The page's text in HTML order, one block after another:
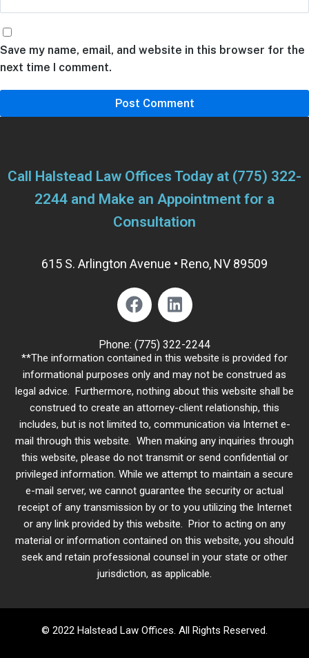
Save my name, email, and website in this browser for the
next time I comment.
Call Halstead Law Offices Today at (775) 322-
2244 and Make an Appointment for a
Consultation
615 S. Arlington Avenue • Reno, NV 89509
Phone: (775) 322-2244
**The information contained in this website is provided for
informational purposes only and may not be construed as
legal advice. Furthermore, nothing about this website shall be
construed to create an attorney-client relationship, this
includes, but is not limited to, communication via Internet e-
mail through this website. When making any inquiries through
this website, please do not transmit or send confidential or
privileged information. While we attempt to maintain a secure
e-mail server, we cannot guarantee the security or actual
receipt of any transmission by or to you utilizing the Internet
or any link provided by this website. Prior to acting on any
material or information contained on this website, you should
seek and retain professional counsel in your state or other
jurisdiction, as applicable.
© 2022 Halstead Law Offices. All Rights Reserved.